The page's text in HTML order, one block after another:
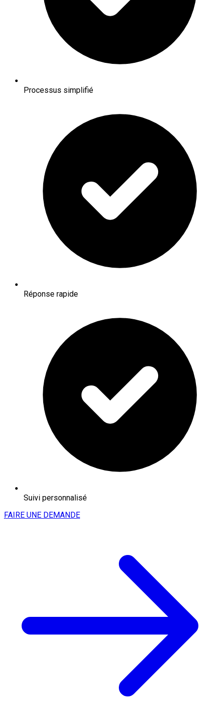
Processus simplifié
Réponse rapide
Suivi personnalisé
FAIRE UNE DEMANDE